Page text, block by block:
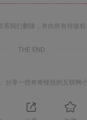
我们删除，并向所有持版
THE END
分享一些奇奇怪怪的互联网